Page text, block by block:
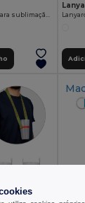
Lanyard e porta copos para sublimação em poliéster